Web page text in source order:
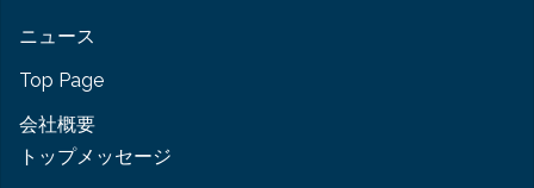
ニュース
Top Page
会社概要
トップメッセージ